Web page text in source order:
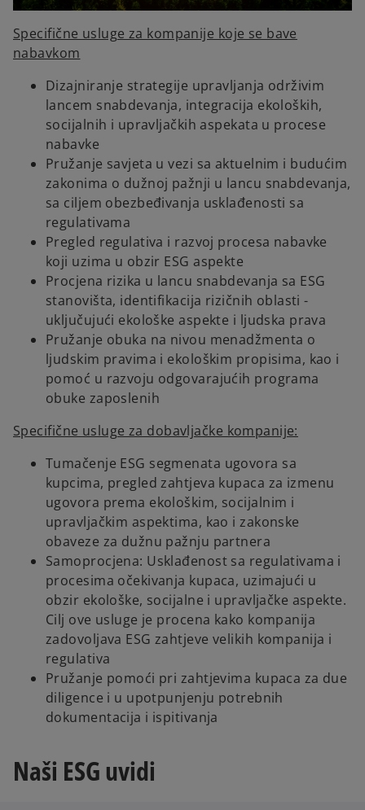
Specifične usluge za kompanije koje se bave
nabavkom
Dizajniranje strategije upravljanja održivim
lancem snabdevanja, integracija ekoloških,
socijalnih i upravljačkih aspekata u procese
nabavke
Pružanje savjeta u vezi sa aktuelnim i budućim
zakonima o dužnoj pažnji u lancu snabdevanja,
sa ciljem obezbeđivanja usklađenosti sa
regulativama
Pregled regulativa i razvoj procesa nabavke
koji uzima u obzir ESG aspekte
Procjena rizika u lancu snabdevanja sa ESG
stanovišta, identifikacija rizičnih oblasti -
uključujući ekološke aspekte i ljudska prava
Pružanje obuka na nivou menadžmenta o
ljudskim pravima i ekološkim propisima, kao i
pomoć u razvoju odgovarajućih programa
obuke zaposlenih
Specifične usluge za dobavljačke kompanije:
Tumačenje ESG segmenata ugovora sa
kupcima, pregled zahtjeva kupaca za izmenu
ugovora prema ekološkim, socijalnim i
upravljačkim aspektima, kao i zakonske
obaveze za dužnu pažnju partnera
Samoprocjena: Usklađenost sa regulativama i
procesima očekivanja kupaca, uzimajući u
obzir ekološke, socijalne i upravljačke aspekte.
Cilj ove usluge je procena kako kompanija
zadovoljava ESG zahtjeve velikih kompanija i
regulativa
Pružanje pomoći pri zahtjevima kupaca za due
diligence i u upotpunjenju potrebnih
dokumentacija i ispitivanja
Naši ESG uvidi